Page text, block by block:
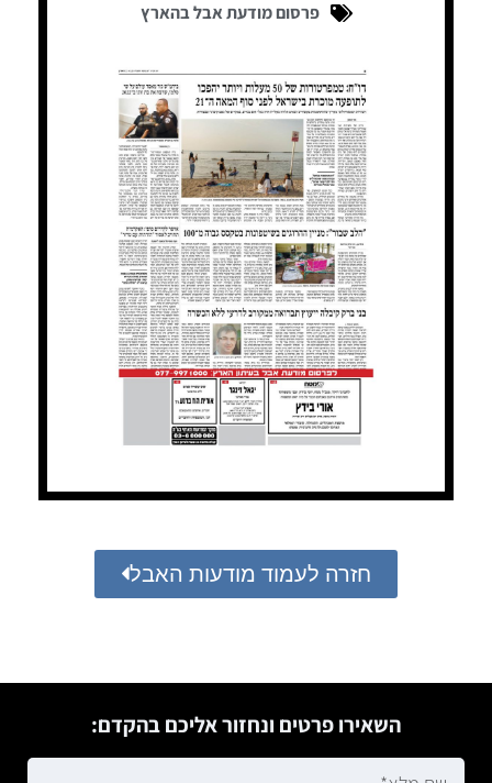
פרסום מודעת אבל בהארץ
חזרה לעמוד מודעות האבל
השאירו פרטים ונחזור אליכם בהקדם: